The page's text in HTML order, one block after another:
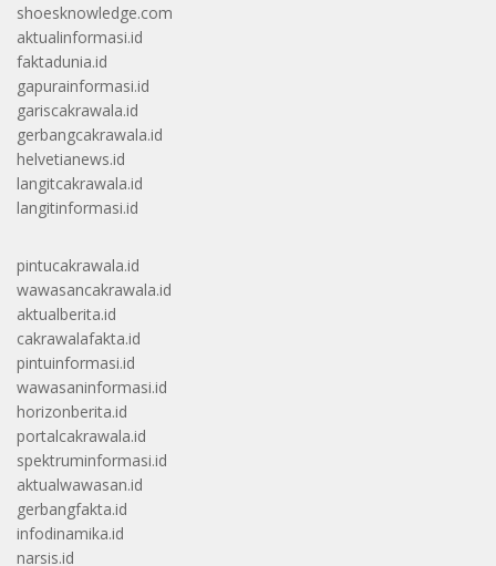
shoesknowledge.com
aktualinformasi.id
faktadunia.id
gapurainformasi.id
gariscakrawala.id
gerbangcakrawala.id
helvetianews.id
langitcakrawala.id
langitinformasi.id
pintucakrawala.id
wawasancakrawala.id
aktualberita.id
cakrawalafakta.id
pintuinformasi.id
wawasaninformasi.id
horizonberita.id
portalcakrawala.id
spektruminformasi.id
aktualwawasan.id
gerbangfakta.id
infodinamika.id
narsis.id